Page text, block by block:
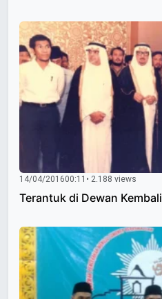
14/04/201600:11 • 2.188 views
Terantuk di